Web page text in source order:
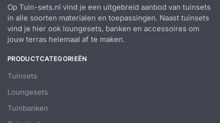
Op Tuin-sets.nl vind je een uitgebreid aanbod van tuinsets
in alle soorten materialen en toepassingen. Naast tuinsets
vind je hier ook loungesets, banken en accessoires om
jouw terras helemaal af te maken.
PRODUCTCATEGORIEËN
Tuinsets
Loungesets
Tuinbanken